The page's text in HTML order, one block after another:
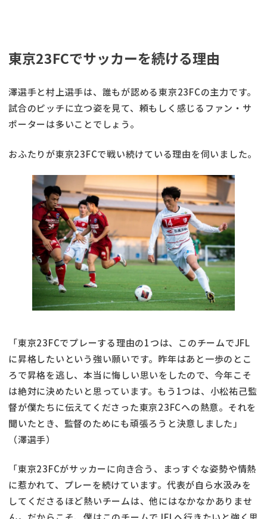
東京23FCでサッカーを続ける理由
澤選手と村上選手は、誰もが認める東京23FCの主力です。
試合のピッチに立つ姿を見て、頼もしく感じるファン・サ
ポーターは多いことでしょう。
おふたりが東京23FCで戦い続けている理由を伺いました。
「東京23FCでプレーする理由の1つは、このチームでJFL
に昇格したいという強い願いです。昨年はあと一歩のとこ
ろで昇格を逃し、本当に悔しい思いをしたので、今年こそ
は絶対に決めたいと思っています。もう1つは、小松祐己監
督が僕たちに伝えてくださった東京23FCへの熱意。それを
聞いたとき、監督のためにも頑張ろうと決意しました」
（澤選手）
「東京23FCがサッカーに向き合う、まっすぐな姿勢や情熱
に惹かれて、プレーを続けています。代表が自ら水汲みを
してくださるほど熱いチームは、他にはなかなかありませ